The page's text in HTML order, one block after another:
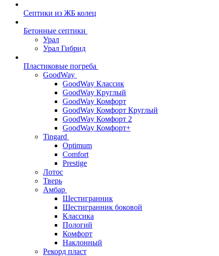
Септики из ЖБ колец
Бетонные септики
Урал
Урал Гибрид
Пластиковые погреба
GoodWay
GoodWay Классик
GoodWay Круглый
GoodWay Комфорт
GoodWay Комфорт Круглый
GoodWay Комфорт 2
GoodWay Комфорт+
Tingard
Optimum
Comfort
Prestige
Лотос
Тверь
Амбар
Шестигранник
Шестигранник боковой
Классика
Пологий
Комфорт
Наклонный
Рекорд пласт